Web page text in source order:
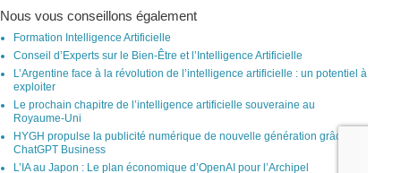
Nous vous conseillons également
Formation Intelligence Artificielle
Conseil d’Experts sur le Bien-Être et l’Intelligence Artificielle
L’Argentine face à la révolution de l’intelligence artificielle : un potentiel à
exploiter
Le prochain chapitre de l’intelligence artificielle souveraine au
Royaume-Uni
HYGH propulse la publicité numérique de nouvelle génération grâce à
ChatGPT Business
L’IA au Japon : Le plan économique d’OpenAI pour l’Archipel